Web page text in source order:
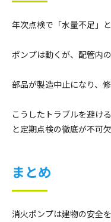
年次点検で「水量不足」
ポンプは動くが、配管内
部品が製造中止になり、
こうしたトラブルを避け
と定期点検の徹底が不可欠
まとめ
消火ポンプは建物の安全